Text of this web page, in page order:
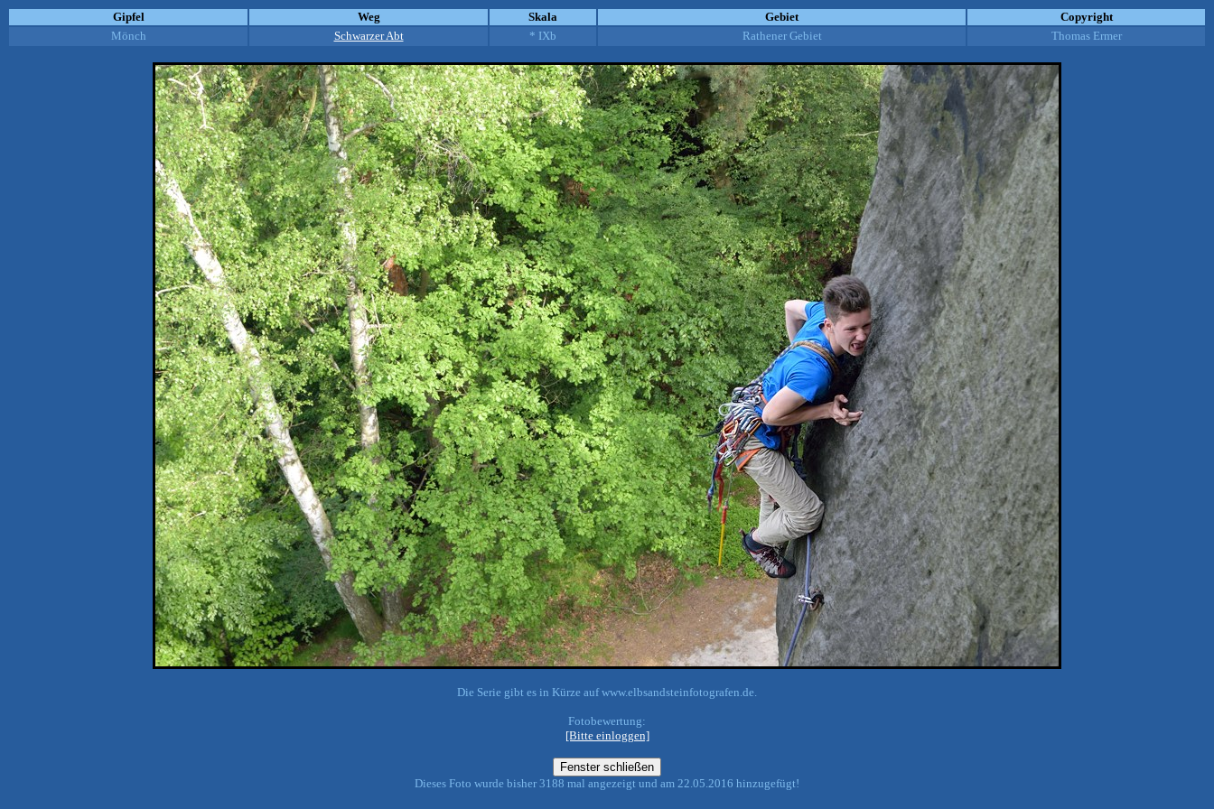
Gipfel Weg Skala Gebiet
Copyright
Mönch
Schwarzer Abt * IXb Rathener Gebiet Thomas Ermer
Die Serie gibt es in Kürze auf www.elbsandsteinfotografen.de.
Fotobewertung:
[Bitte einloggen]
Dieses Foto wurde bisher 3188 mal angezeigt und am 22.05.2016 hinzugefügt!